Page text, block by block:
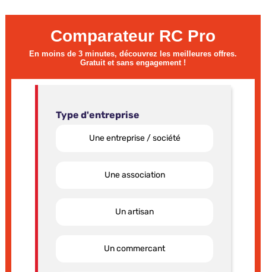
Comparateur RC Pro
En moins de 3 minutes, découvrez les meilleures offres.
Gratuit et sans engagement !